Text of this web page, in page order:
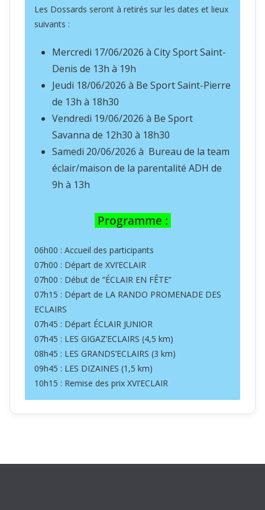
Les Dossards seront à retirés sur les dates et lieux
suivants :
Mercredi 17/06/2026 à City Sport Saint-
Denis de 13h à 19h
Jeudi 18/06/2026 à Be Sport Saint-Pierre
de 13h à 18h30
Vendredi 19/06/2026 à Be Sport
Savanna de 12h30 à 18h30
Samedi 20/06/2026 à Bureau de la team
éclair/maison de la parentalité ADH de
9h à 13h
Programme :
06h00 : Accueil des participants
07h00 : Départ de XVI’ECLAIR
07h00 : Début de “ÉCLAIR EN FÊTE”
07h15 : Départ de LA RANDO PROMENADE DES
ECLAIRS
07h45 : Départ ÉCLAIR JUNIOR
07h45 : LES GIGAZ’ECLAIRS (4,5 km)
08h45 : LES GRANDS’ECLAIRS (3 km)
09h45 : LES DIZAINES (1,5 km)
10h15 : Remise des prix XVI’ECLAIR